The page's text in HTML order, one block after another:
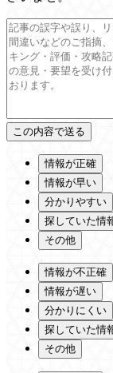
情報が正確
情報が早い
分かりやすい
探していた情
その他
情報が不正確
情報が遅い
分かりにくい
探していた情
その他